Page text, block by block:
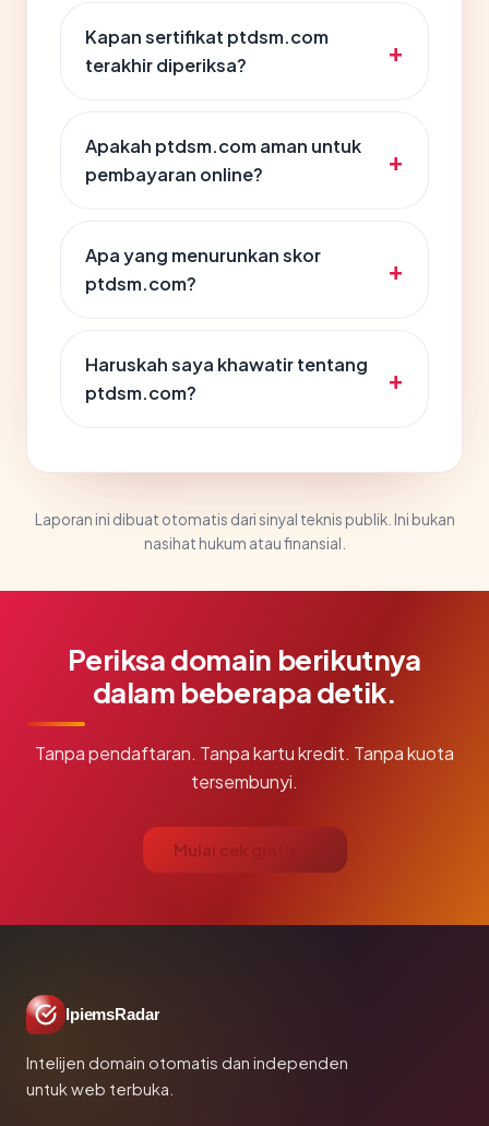
Kapan sertifikat ptdsm.com
terakhir diperiksa?
Apakah ptdsm.com aman untuk
pembayaran online?
Apa yang menurunkan skor
ptdsm.com?
Haruskah saya khawatir tentang
ptdsm.com?
Laporan ini dibuat otomatis dari sinyal teknis publik. Ini bukan
nasihat hukum atau finansial.
Periksa domain berikutnya
dalam beberapa detik.
Tanpa pendaftaran. Tanpa kartu kredit. Tanpa kuota
tersembunyi.
Mulai cek gratis →
IpiemsRadar
Intelijen domain otomatis dan independen
untuk web terbuka.